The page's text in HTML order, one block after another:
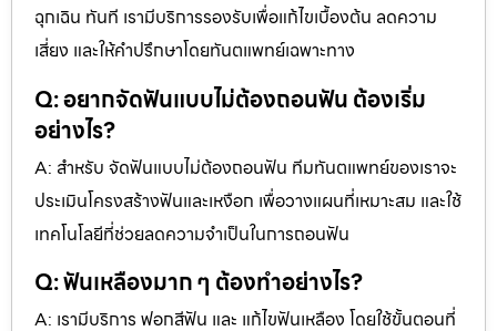
ฉุกเฉิน ทันที เรามีบริการรองรับเพื่อแก้ไขเบื้องต้น ลดความ
เสี่ยง และให้คำปรึกษาโดยทันตแพทย์เฉพาะทาง
Q: อยากจัดฟันแบบไม่ต้องถอนฟัน ต้องเริ่ม
อย่างไร?
A: สำหรับ จัดฟันแบบไม่ต้องถอนฟัน ทีมทันตแพทย์ของเราจะ
ประเมินโครงสร้างฟันและเหงือก เพื่อวางแผนที่เหมาะสม และใช้
เทคโนโลยีที่ช่วยลดความจำเป็นในการถอนฟัน
Q: ฟันเหลืองมาก ๆ ต้องทำอย่างไร?
A: เรามีบริการ ฟอกสีฟัน และ แก้ไขฟันเหลือง โดยใช้ขั้นตอนที่